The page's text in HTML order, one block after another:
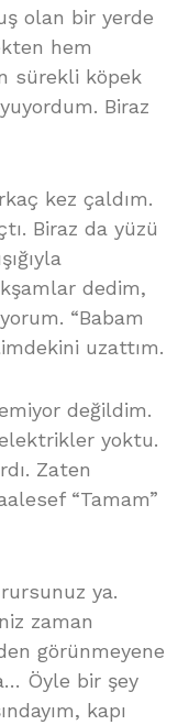
olan bir yerde
hem
sürekli köpek
Biraz
kez çaldım.
Biraz da yüzü
dedim,
“Babam
uzattım.
değildim.
yoktu.
Zaten
“Tamam”
ya.
zaman
görünmeyene
Öyle bir şey
kapı